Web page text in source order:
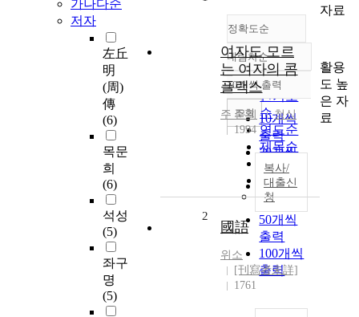
가나다순
저자
左丘
明
(周)
傳
(6)
목문
희
(6)
석성
(5)
좌구
명
(5)
정확도순
정확도
순
인기도
순
연도순
제목순
저자순
발행기
관순
내림차순
내림차순
10개씩 출력
10개씩
출력
20개씩
출력
30개씩
출력
50개씩
출력
100개씩
출력
조회
여자도 모르
는 여자의 콤
플랙스
주 문희
청심
1994
복사/
대출신
청
2
國語
위소
[刊寫者未詳]
1761
자료
활용
도 높
은 자
료